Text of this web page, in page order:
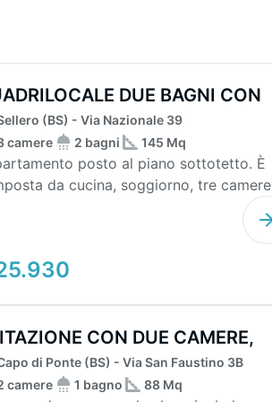
DUE BAGNI CON
E BALCONI
(BS) - Via Nazionale 39
camere
2 bagni 145 Mq
posto al piano sottotetto. È
da cucina, soggiorno, tre camere
CON DUE CAMERE,
BAGNI E B...
di Ponte (BS) - Via San Faustino 3B
camere
1 bagno 88 Mq